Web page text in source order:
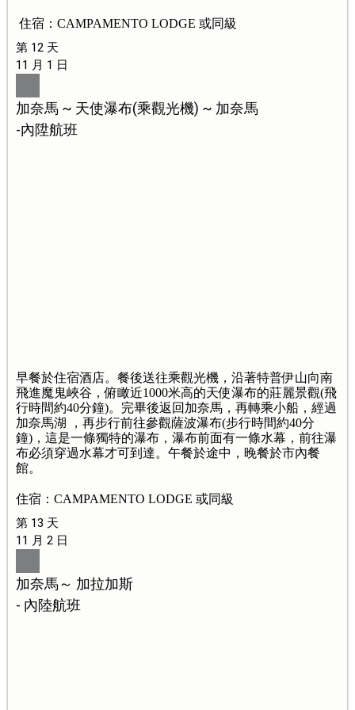
住宿：CAMPAMENTO LODGE 或同級
第 12 天
11 月 1 日
加奈馬 ~ 天使瀑布(乘觀光機) ~ 加奈馬
-內陞航班
早餐於住宿酒店。餐後送往乘觀光機，沿著特普伊山向南
飛進魔鬼峽谷，俯瞰近1000米高的天使瀑布的莊麗景觀(飛
行時間約40分鐘)。完畢後返回加奈馬，再轉乘小船，經過
加奈馬湖 ，再步行前往參觀薩波瀑布(步行時間約40分
鐘)，這是一條獨特的瀑布，瀑布前面有一條水幕，前往瀑
布必須穿過水幕才可到達。午餐於途中，晚餐於市內餐
館。
住宿：CAMPAMENTO LODGE 或同級
第 13 天
11 月 2 日
加奈馬～ 加拉加斯
- 內陸航班